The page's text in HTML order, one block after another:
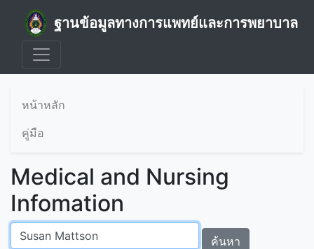
ฐานข้อมูลทางการแพทย์และการพยาบาล
หน้าหลัก
คู่มือ
Medical and Nursing
Infomation
ค้นหา